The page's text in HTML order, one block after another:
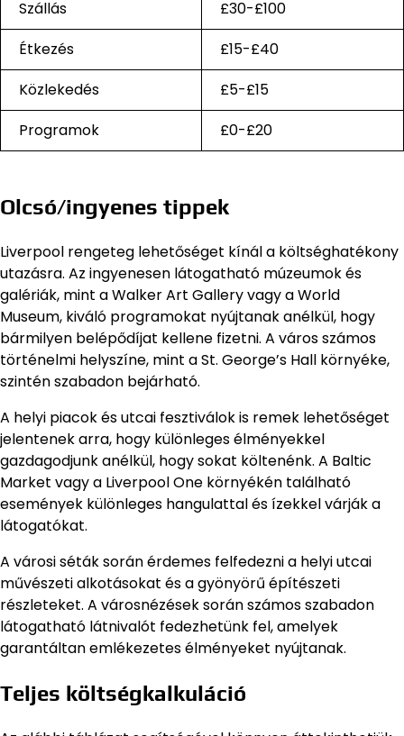
Szállás
£30-£100
Étkezés
£15-£40
Közlekedés
£5-£15
Programok
£0-£20
Olcsó/ingyenes tippek
Liverpool rengeteg lehetőséget kínál a költséghatékony
utazásra. Az ingyenesen látogatható múzeumok és
galériák, mint a Walker Art Gallery vagy a World
Museum, kiváló programokat nyújtanak anélkül, hogy
bármilyen belépődíjat kellene fizetni. A város számos
történelmi helyszíne, mint a St. George’s Hall környéke,
szintén szabadon bejárható.
A helyi piacok és utcai fesztiválok is remek lehetőséget
jelentenek arra, hogy különleges élményekkel
gazdagodjunk anélkül, hogy sokat költenénk. A Baltic
Market vagy a Liverpool One környékén található
események különleges hangulattal és ízekkel várják a
látogatókat.
A városi séták során érdemes felfedezni a helyi utcai
művészeti alkotásokat és a gyönyörű építészeti
részleteket. A városnézések során számos szabadon
látogatható látnivalót fedezhetünk fel, amelyek
garantáltan emlékezetes élményeket nyújtanak.
Teljes költségkalkuláció